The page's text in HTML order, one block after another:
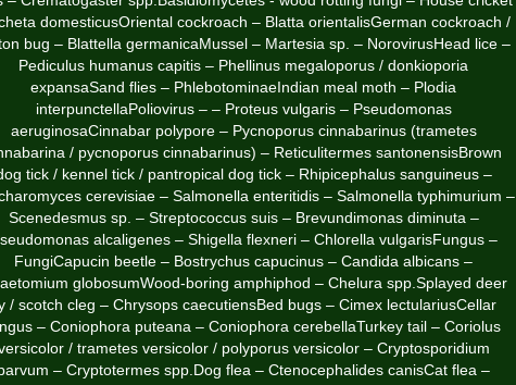
domesticusOriental cockroach – Blatta orientalisGerman cockroach /
bug – Blattella germanicaMussel – Martesia sp. – NorovirusHead lice –
Pediculus humanus capitis – Phellinus megaloporus / donkioporia
expansaSand flies – PhlebotominaeIndian meal moth – Plodia
interpunctellaPoliovirus – – Proteus vulgaris – Pseudomonas
aeruginosaCinnabar polypore – Pycnoporus cinnabarinus (trametes
/ pycnoporus cinnabarinus) – Reticulitermes santonensisBrown
tick / kennel tick / pantropical dog tick – Rhipicephalus sanguineus –
cerevisiae – Salmonella enteritidis – Salmonella typhimurium –
Scenedesmus sp. – Streptococcus suis – Brevundimonas diminuta –
alcaligenes – Shigella flexneri – Chlorella vulgarisFungus –
FungiCapucin beetle – Bostrychus capucinus – Candida albicans –
globosumWood-boring amphiphod – Chelura spp.Splayed deer
/ scotch cleg – Chrysops caecutiensBed bugs – Cimex lectulariusCellar
– Coniophora puteana – Coniophora cerebellaTurkey tail – Coriolus
/ trametes versicolor / polyporus versicolor – Cryptosporidium
– Cryptotermes spp.Dog flea – Ctenocephalides canisCat flea –